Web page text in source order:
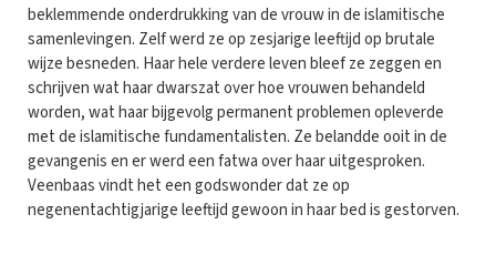
beklemmende onderdrukking van de vrouw in de islamitische
samenlevingen. Zelf werd ze op zesjarige leeftijd op brutale
wijze besneden. Haar hele verdere leven bleef ze zeggen en
schrijven wat haar dwarszat over hoe vrouwen behandeld
worden, wat haar bijgevolg permanent problemen opleverde
met de islamitische fundamentalisten. Ze belandde ooit in de
gevangenis en er werd een fatwa over haar uitgesproken.
Veenbaas vindt het een godswonder dat ze op
negenentachtigjarige leeftijd gewoon in haar bed is gestorven.